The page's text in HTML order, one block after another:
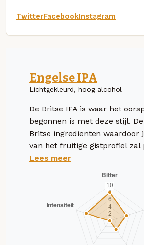
TwitterFacebookInstagram
Engelse IPA
Lichtgekleurd, hoog alcohol
De Britse IPA is waar het
begonnen is met deze stijl.
Britse ingredienten waardoor
van het fruitige gistprofiel zal
Lees meer